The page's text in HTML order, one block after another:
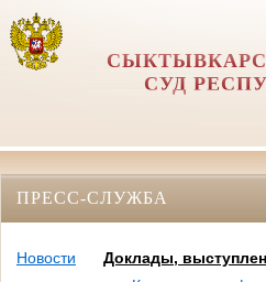
СУД
ПРЕСС-СЛУЖБА
Новости
Доклады,